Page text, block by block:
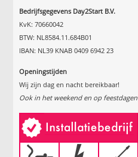
Bedrijfsgegevens Day2Start B.V.
KvK: 70660042
BTW: NL8584.11.684B01
IBAN: NL39 KNAB 0409 6942 23
Openingstijden
Wij zijn dag en nacht bereikbaar!
Ook in het weekend en op feestdagen